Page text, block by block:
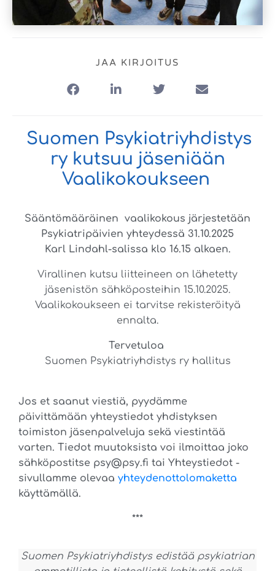
JAA KIRJOITUS
Suomen Psykiatriyhdistys
ry kutsuu jäseniään
Vaalikokoukseen
Sääntömääräinen vaalikokous järjestetään
Psykiatripäivien yhteydessä 31.10.2025
Karl Lindahl-salissa klo 16.15 alkaen.
Virallinen kutsu liitteineen on lähetetty
jäsenistön sähköposteihin 15.10.2025.
Vaalikokoukseen ei tarvitse rekisteröityä
ennalta.
Tervetuloa
Suomen Psykiatriyhdistys ry hallitus
Jos et saanut viestiä, pyydämme
päivittämään yhteystiedot yhdistyksen
toimiston jäsenpalveluja sekä viestintää
varten. Tiedot muutoksista voi ilmoittaa joko
sähköpostitse psy@psy.fi tai Yhteystiedot -
sivullamme olevaa yhteydenottolomaketta
käyttämällä.
***
Suomen Psykiatriyhdistys edistää psykiatrian